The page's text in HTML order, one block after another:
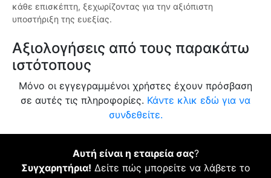
κάθε επισκέπτη, ξεχωρίζοντας για την αξιόπιστη
υποστήριξη της ευεξίας.
Αξιολογήσεις από τους παρακάτω
ιστότοπους
Μόνο οι εγγεγραμμένοι χρήστες έχουν πρόσβαση
σε αυτές τις πληροφορίες. Κάντε κλικ εδώ για να
συνδεθείτε.
Αυτή είναι η εταιρεία σας?
Συγχαρητήρια! Δείτε πώς μπορείτε να λάβετε το